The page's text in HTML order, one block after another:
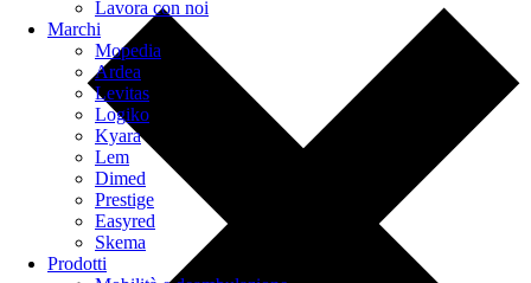
Lavora con noi
Marchi
Mopedia
Ardea
Levitas
Logiko
Kyara
Lem
Dimed
Prestige
Easyred
Skema
Prodotti